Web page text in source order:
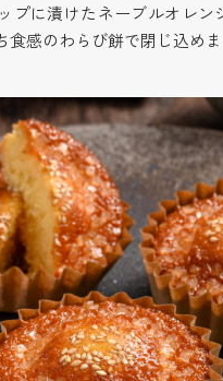
プに漬けたネーブルオレン
食感のわらび餅で閉じ込めま